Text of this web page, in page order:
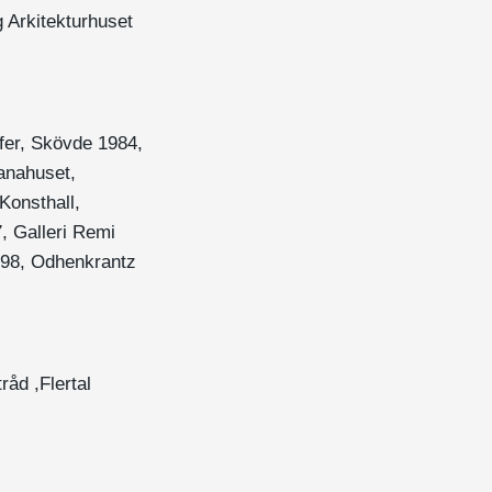
Arkitekturhuset
Skövde 1984,
Galleri Remi
Odhenkrantz
,Flertal